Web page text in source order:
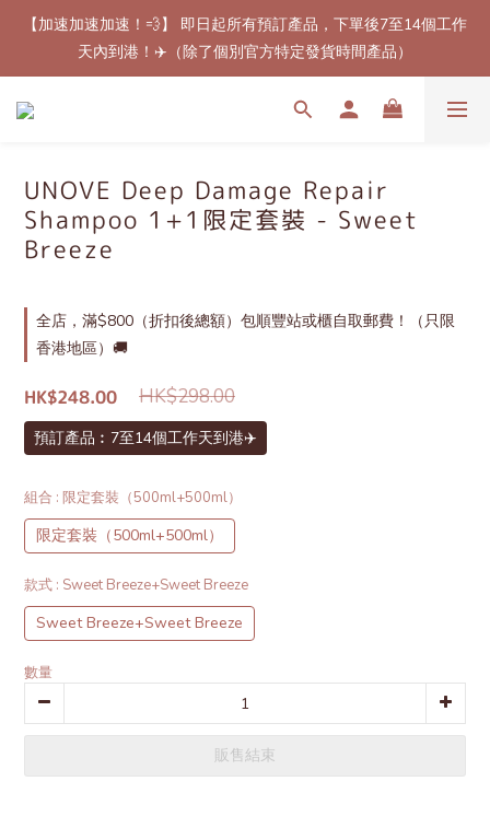
【最新免郵優惠！🚚】滿$800（折扣後總額）包順豐站或櫃自取
郵費！（只限香港地區）
【加速加速加速！💨】 即日起所有預訂產品，下單後7至14個工作
天內到港！✈️（除了個別官方特定發貨時間產品）
【最新免郵優惠！🚚】滿$800（折扣後總額）包順豐站或櫃自取
UNOVE Deep Damage Repair
Shampoo 1+1限定套裝 - Sweet
Breeze
全店，滿$800（折扣後總額）包順豐站或櫃自取郵費！（只限
香港地區）🚚
HK$248.00 HK$298.00
預訂產品︰7至14個工作天到港✈️
組合 : 限定套裝（500ml+500ml）
限定套裝（500ml+500ml）
款式 : Sweet Breeze+Sweet Breeze
Sweet Breeze+Sweet Breeze
數量
販售結束